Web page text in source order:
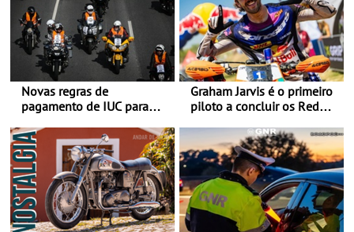
Novas regras de
pagamento de IUC para
transição em 2027
Graham Jarvis é o primeiro
piloto a concluir os Red
moto elétrica